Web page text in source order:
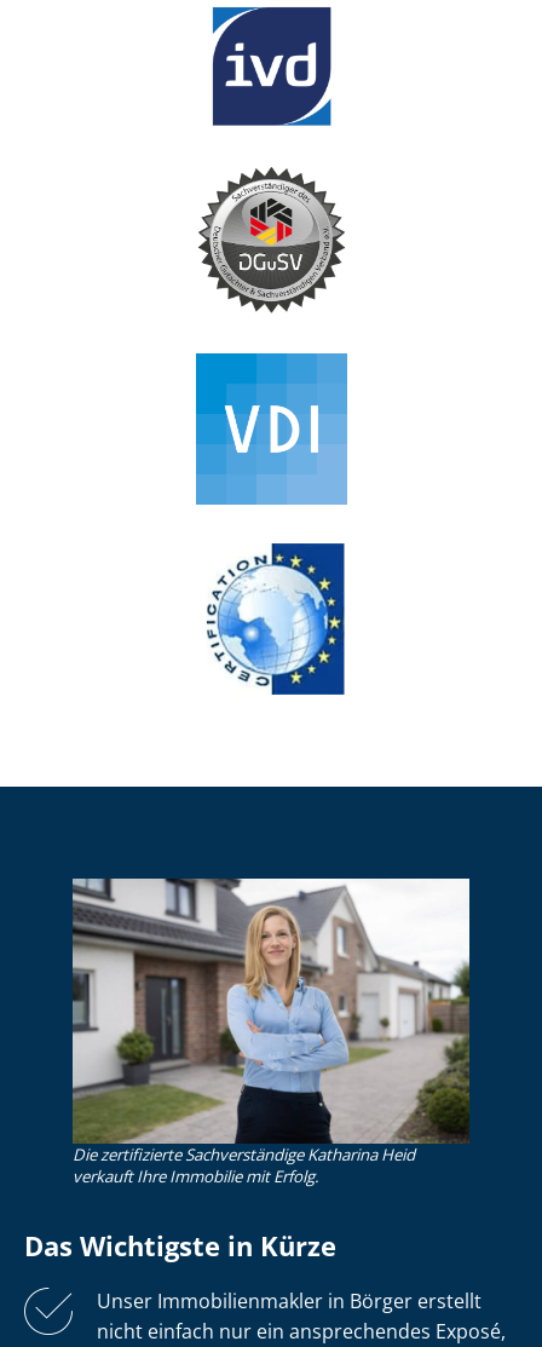
Die zertifizierte Sachverständige Katharina Heid
verkauft Ihre Immobilie mit Erfolg.
Das Wichtigste in Kürze
Unser Im­mo­bi­li­en­mak­ler in Börger erstellt
nicht einfach nur ein ansprechendes Exposé,